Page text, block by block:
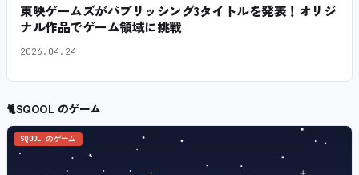
東映ゲームズがパブリッシング3タイトルを発表！オリジ
ナル作品でゲーム領域に挑戦
2026.04.24
🐈SQOOL のゲーム
SQOOL のゲーム